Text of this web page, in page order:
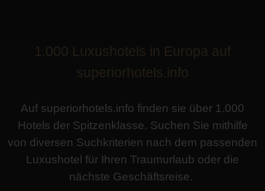
1.000 Luxushotels in Europa auf
superiorhotels.info
Auf superiorhotels.info finden sie über 1.000
Hotels der Spitzenklasse. Suchen Sie mithilfe
von diversen Suchkriterien nach dem passenden
Luxushotel für Ihren Traumurlaub oder die
nächste Geschäftsreise.